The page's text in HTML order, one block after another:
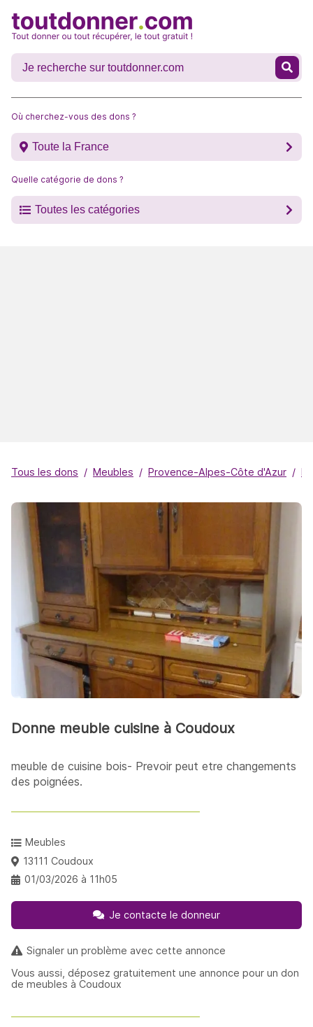
Où cherchez-vous des dons ?
Toute la France
Quelle catégorie de dons ?
Toutes les catégories
Tous les dons Meubles Provence-Alpes-Côte d'Azur
Donne meuble cuisine à Coudoux
meuble de cuisine bois- Prevoir peut etre changements
des poignées.
Meubles
13111 Coudoux
01/03/2026 à 11h05
Je contacte le donneur
Signaler un problème avec cette annonce
Vous aussi, déposez gratuitement une annonce pour un don
de meubles à Coudoux